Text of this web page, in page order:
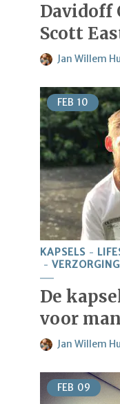
Davidoff
Scott
Jan Willem
FEB 10
KAPSELS
VERZORGING
De
voor
Jan Willem
FEB 09